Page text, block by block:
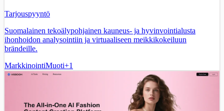
Tarjouspyyntö
Suomalainen tekoälypohjainen kauneus- ja hyvinvointialusta
ihonhoidon analysointiin ja virtuaaliseen meikkikokeiluun
brändeille.
MarkkinointiMuoti+1